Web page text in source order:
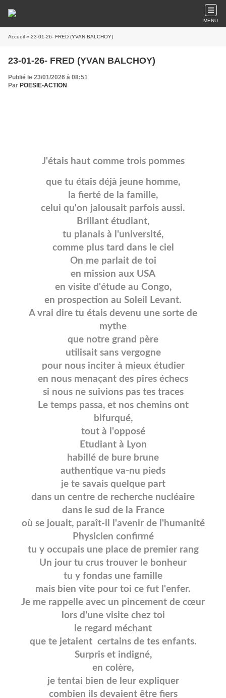
MENU
Accueil » 23-01-26- FRED (YVAN BALCHOY)
23-01-26- FRED (YVAN BALCHOY)
Publié le 23/01/2026 à 08:51
Par POESIE-ACTION
J'étais haut comme trois pommes
que tu étais déjà jeune homme,
la fierté de la famille,
celui qu'on jalousait parfois aussi.
Brillant étudiant,
tu planais à l'université,
comme plus tard dans le ciel
On me parlait de toi
en mission aux USA
en visite d'étude au Congo,
en prospection au Soleil Levant.
A vrai dire tu étais devenu une sorte de
mythe
que notre grand père
utilisait sans vergogne
pour nous inciter à mieux étudier
en nous menaçant des pires échecs
si nous ne suivions pas tes traces
Le temps passa, et nos chemins ont
bifurqué,
tout à l'opposé
Etudiant à Lyon
habillé de bure brune
authentique va-nu pieds
je te savais quelque part
dans un centre de recherche nucléaire
dans le sud de la France
où se jouait, paraît-il l'avenir de l'humanité
Physicien confirmé
tu y occupais une place de premier rang
Un jour tu crus trouver le bonheur
tu y fondas une famille
mais bien vite pour toi ce fut l'enfer.
Je me rappelle avec un pincement de cœur
lors d'une visite chez toi
le regard méchant
que te jetaient certains de tes enfants.
Surpris et indigné,
en colère,
je tentai bien de leur expliquer
combien ils devaient être fiers